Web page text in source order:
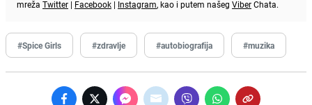
mreža Twitter | Facebook | Instagram, kao i putem našeg ViberChata.
#Spice Girls #zdravlje #autobiografija #muzika